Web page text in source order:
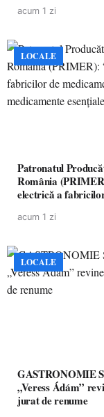
acum 1 zi
LOCALE
Patronatul
România
electrică a
acum 1 zi
LOCALE
GASTRONOMIE Se încing ceaunele la Satu Mare! Concursul
„Veress Ádám”
jurat de renume